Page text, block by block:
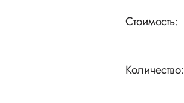
Стоимость:
Количество: